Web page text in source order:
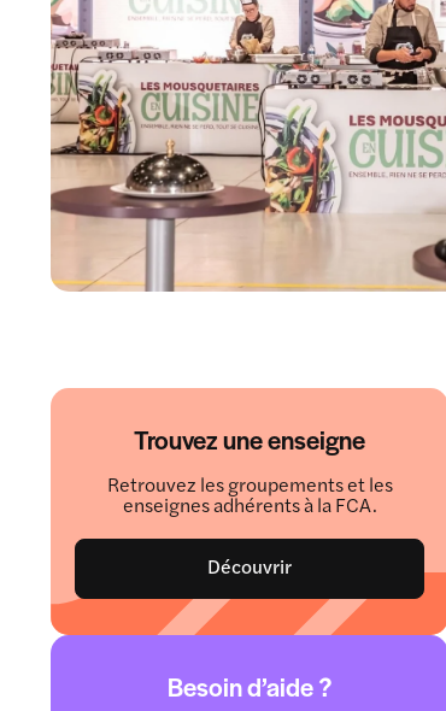
Trouvez une enseigne
Retrouvez les groupements et les
enseignes adhérents à la FCA.
Découvrir
Besoin d’aide ?